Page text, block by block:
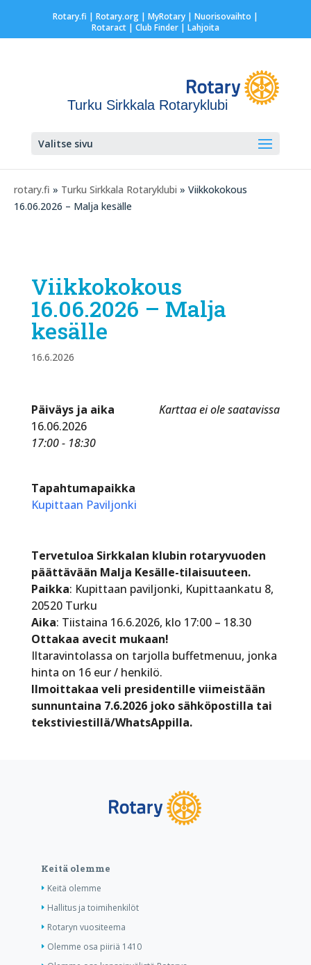
Rotary.fi | Rotary.org| MyRotary | Nuorisovaihto |
Rotaract| Club Finder| Lahjoita
Turku Sirkkala Rotaryklubi
Valitse sivu
rotary.fi » Turku Sirkkala Rotaryklubi » Viikkokokous
16.06.2026 – Malja kesälle
Viikkokokous
16.06.2026 – Malja
kesälle
16.6.2026
Karttaa ei ole saatavissa
Päiväys ja aika
16.06.2026
17:00 - 18:30
Tapahtumapaikka
Kupittaan Paviljonki
Tervetuloa Sirkkalan klubin rotaryvuoden
päättävään Malja Kesälle-tilaisuuteen.
Paikka: Kupittaan paviljonki, Kupittaankatu 8,
20520 Turku
Aika: Tiistaina 16.6.2026, klo 17:00 – 18.30
Ottakaa avecit mukaan!
Iltaravintolassa on tarjolla buffetmenuu, jonka
hinta on 16 eur / henkilö.
Ilmoittakaa veli presidentille viimeistään
sunnuntaina 7.6.2026 joko sähköpostilla tai
tekstiviestillä/WhatsAppilla.
Keitä olemme
Keitä olemme
Hallitus ja toimihenkilöt
Rotaryn vuositeema
Olemme osa piiriä 1410